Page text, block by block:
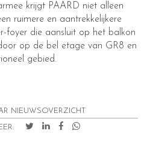
krijgt PAARD niet alleen
ruimere en aantrekkelijkere
foyer die aansluit op het balkon
op de bel etage van GR8 en
gebied.
NIEUWSOVERZICHT